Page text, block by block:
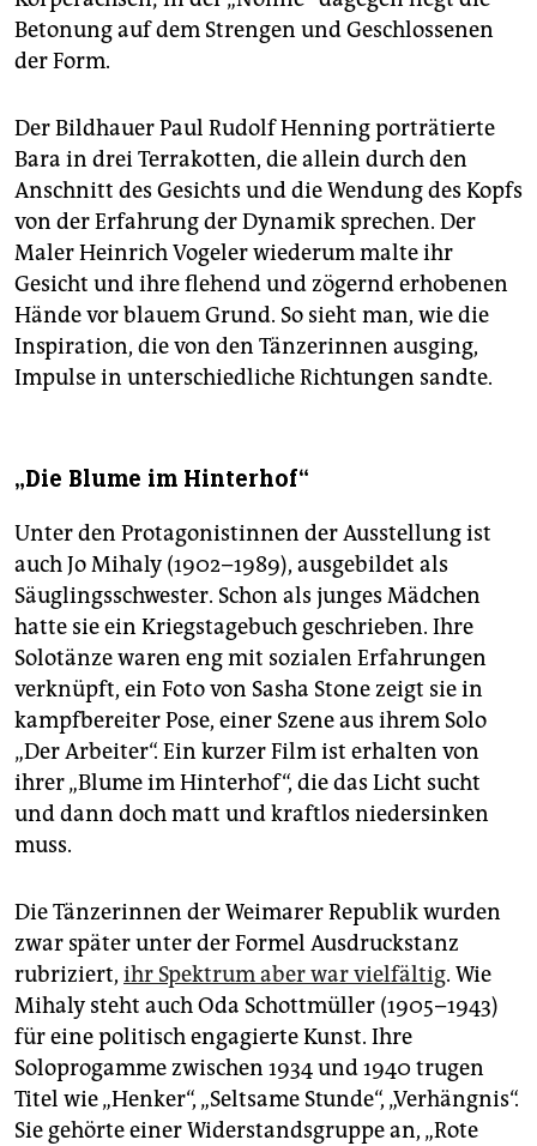
Betonung auf dem Strengen und Geschlossenen
der Form.
Der Bildhauer Paul Rudolf Henning porträtierte
Bara in drei Terrakotten, die allein durch den
Anschnitt des Gesichts und die Wendung des Kopfs
von der Erfahrung der Dynamik sprechen. Der
Maler Heinrich Vogeler wiederum malte ihr
Gesicht und ihre flehend und zögernd erhobenen
Hände vor blauem Grund. So sieht man, wie die
Inspiration, die von den Tänzerinnen ausging,
Impulse in unterschiedliche Richtungen sandte.
„Die Blume im Hinterhof“
Unter den Protagonistinnen der Ausstellung ist
auch Jo Mihaly (1902–1989), ausgebildet als
Säuglingsschwester. Schon als junges Mädchen
hatte sie ein Kriegstagebuch geschrieben. Ihre
Solotänze waren eng mit sozialen Erfahrungen
verknüpft, ein Foto von Sasha Stone zeigt sie in
kampfbereiter Pose, einer Szene aus ihrem Solo
„Der Arbeiter“. Ein kurzer Film ist erhalten von
ihrer „Blume im Hinterhof“, die das Licht sucht
und dann doch matt und kraftlos niedersinken
muss.
Die Tänzerinnen der Weimarer Republik wurden
zwar später unter der Formel Ausdruckstanz
rubriziert, ihr Spektrum aber war vielfältig. Wie
Mihaly steht auch Oda Schottmüller (1905–1943)
für eine politisch engagierte Kunst. Ihre
Soloprogamme zwischen 1934 und 1940 trugen
Titel wie „Henker“, „Seltsame Stunde“, „Verhängnis“.
Sie gehörte einer Widerstandsgruppe an, „Rote